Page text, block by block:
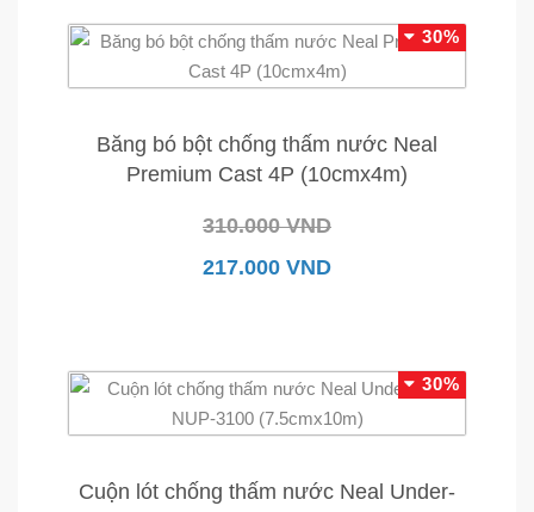
30%
Băng bó bột chống thấm nước Neal
Premium Cast 4P (10cmx4m)
310.000 VND
217.000 VND
30%
Cuộn lót chống thấm nước Neal Under-